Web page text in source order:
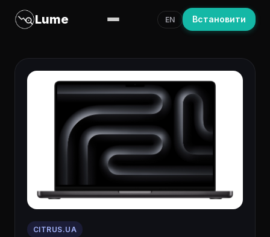
Lume EN Встановити
CITRUS.UA